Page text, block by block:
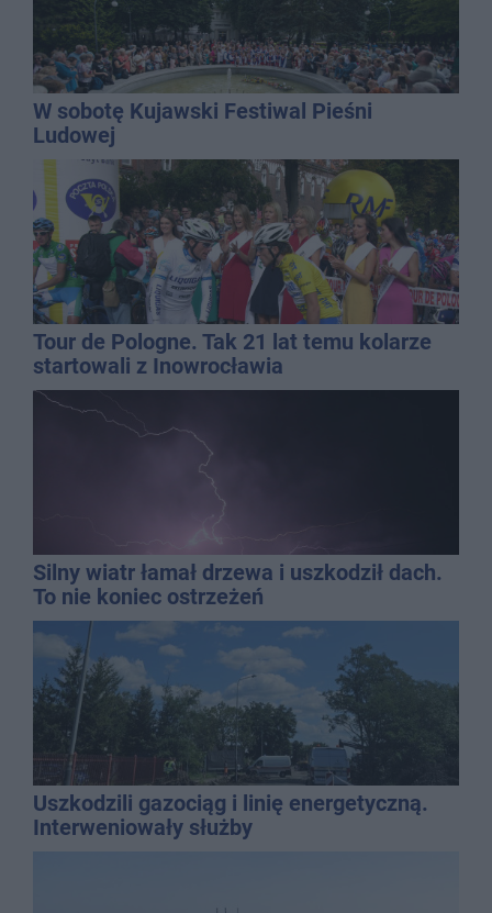
W sobotę Kujawski Festiwal Pieśni
Ludowej
Tour de Pologne. Tak 21 lat temu kolarze
startowali z Inowrocławia
Silny wiatr łamał drzewa i uszkodził dach.
To nie koniec ostrzeżeń
Uszkodzili gazociąg i linię energetyczną.
Interweniowały służby